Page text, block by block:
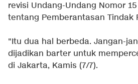
revisi Undang-Undang Nomor
tentang Pemberantasan Tindak
"Itu dua hal berbeda. Jangan-
dijadikan barter untuk
di Jakarta, Kamis (7/7).